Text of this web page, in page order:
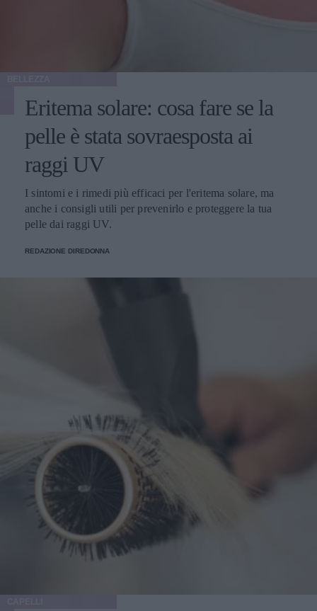
Eritema solare: cosa fare se la
pelle è stata sovraesposta ai
raggi UV
I sintomi e i rimedi più efficaci per l'eritema solare, ma
anche i consigli utili per prevenirlo e proteggere la tua
pelle dai raggi UV.
REDAZIONE DIREDONNA